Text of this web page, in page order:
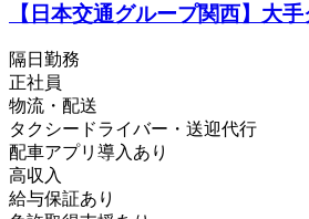
【日本交通グループ関西】大
隔日勤務
正社員
物流・配送
タクシードライバー・送迎代行
配車アプリ導入あり
高収入
給与保証あり